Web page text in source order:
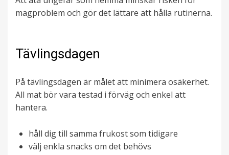
magproblem och gör det lättare att hålla rutinerna.
Tävlingsdagen
På tävlingsdagen är målet att minimera osäkerhet.
All mat bör vara testad i förväg och enkel att
hantera.
håll dig till samma frukost som tidigare
välj enkla snacks om det behövs